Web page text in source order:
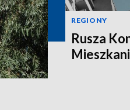
REGIONY
Rusza